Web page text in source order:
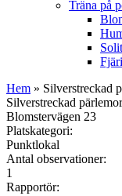
Träna på
Hem » Silverstreckad
Silverstreckad
Blomstervägen 23
Platskategori:
Punktlokal
Antal observationer:
1
Rapportör: